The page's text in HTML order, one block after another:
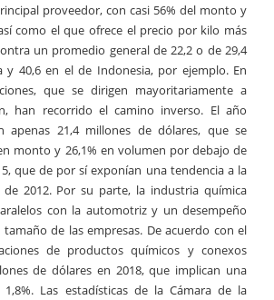
proveedor, con casi 56% del monto y
como el que ofrece el precio por kilo más
un promedio general de 22,2 o de 29,4
y 40,6 en el de Indonesia, por ejemplo. En
que se dirigen mayoritariamente a
han recorrido el camino inverso. El año
apenas 21,4 millones de dólares, que se
monto y 26,1% en volumen por debajo de
que de por sí exponían una tendencia a la
2012. Por su parte, la industria química
con la automotriz y un desempeño
de las empresas. De acuerdo con el
de productos químicos y conexos
de dólares en 2018, que implican una
Las estadísticas de la Cámara de la